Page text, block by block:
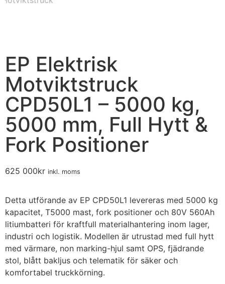
EP Elektrisk
Motviktstruck
CPD50L1 – 5000 kg,
5000 mm, Full Hytt &
Fork Positioner
625 000kr inkl. moms
Detta utförande av EP CPD50L1 levereras med 5000 kg
kapacitet, T5000 mast, fork positioner och 80V 560Ah
litiumbatteri för kraftfull materialhantering inom lager,
industri och logistik. Modellen är utrustad med full hytt
med värmare, non marking-hjul samt OPS, fjädrande
stol, blått bakljus och telematik för säker och
komfortabel truckkörning.